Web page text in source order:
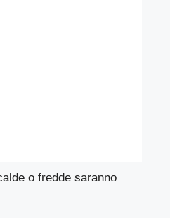
o fredde saranno